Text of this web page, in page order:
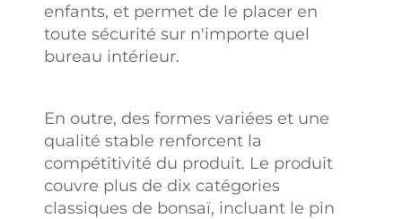
enfants, et permet de le placer en
toute sécurité sur n'importe quel
bureau intérieur.
En outre, des formes variées et une
qualité stable renforcent la
compétitivité du produit. Le produit
couvre plus de dix catégories
classiques de bonsaï, incluant le pin